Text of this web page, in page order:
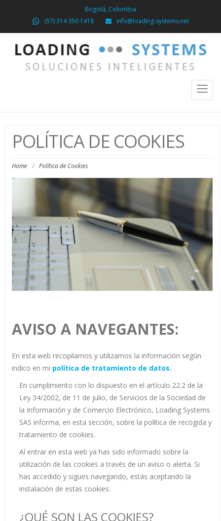
Bogotá, Colombia
(57) 314 350 1418
info@loading-systems.net
Toggle
POLÍTICA DE COOKIES
Home / Política de Cookies
AVISO A NAVEGANTES:
En esta web recopilamos y utilizamos la información según
indico en mi política de tratamiento de datos.
En cumplimiento con lo dispuesto en el artículo 22.2 de la
Ley 34/2002, de 11 de julio, de Servicios de la Sociedad de
la Información y de Comercio Electrónico, Loading Systems
SAS informa, en esta sección, sobre la política de recogida y
tratamiento de cookies.
Al entrar en esta web ya has sido informado sobre la
utilización de las cookies a través de un aviso o alerta. Si
has accedido y sigues navegando, estás aceptando la
instalación de estas cookies.
¿QUÉ SON LAS COOKIES?